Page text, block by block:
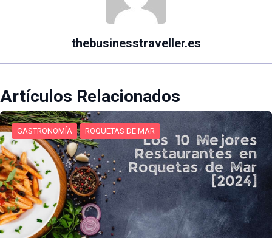
thebusinesstraveller.es
Artículos Relacionados
GASTRONOMÍA ROQUETAS DE MAR